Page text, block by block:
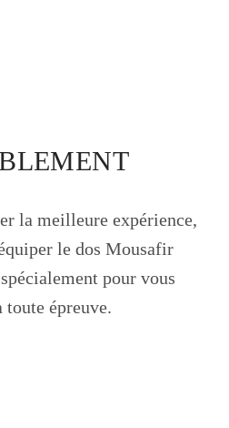
la meilleure expérience,
le dos Mousafir
pour vous
épreuve.